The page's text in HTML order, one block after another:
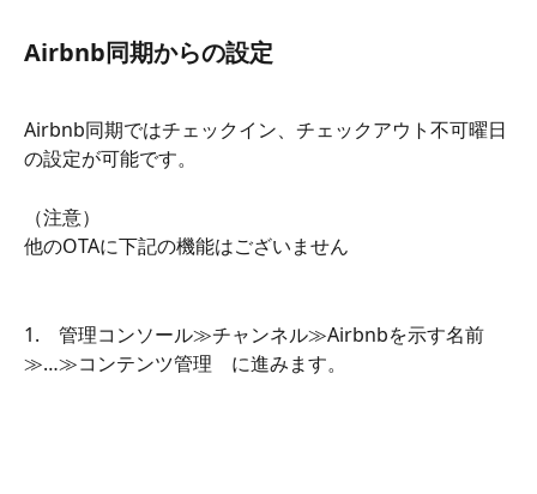
Airbnb同期からの設定
Airbnb同期ではチェックイン、チェックアウト不可曜日
の設定が可能です。
（注意）
他のOTAに下記の機能はございません
1.　管理コンソール≫チャンネル≫Airbnbを示す名前
≫…≫コンテンツ管理　に進みます。